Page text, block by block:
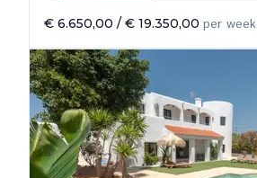
€ 6.650,00 / € 19.350,00 per week